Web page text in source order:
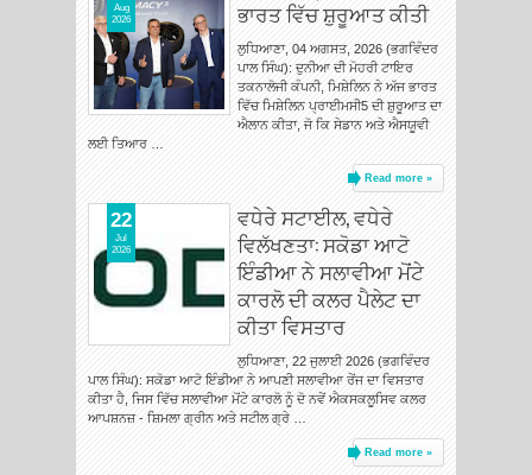
ਭਾਰਤ ਵਿੱਚ ਸ਼ੁਰੂਆਤ ਕੀਤੀ
ਲੁਧਿਆਣਾ, 04 ਅਗਸਤ, 2026 (ਭਗਵਿੰਦਰ
ਪਾਲ ਸਿੰਘ): ਦੁਨੀਆ ਦੀ ਮੋਹਰੀ ਟਾਇਰ
ਤਕਨਾਲੋਜੀ ਕੰਪਨੀ, ਮਿਸ਼ੇਲਿਨ ਨੇ ਅੱਜ ਭਾਰਤ
ਵਿੱਚ ਮਿਸ਼ੇਲਿਨ ਪ੍ਰਾਈਮਸੀ5 ਦੀ ਸ਼ੁਰੂਆਤ ਦਾ
ਐਲਾਨ ਕੀਤਾ, ਜੋ ਕਿ ਸੇਡਾਨ ਅਤੇ ਐਸਯੂਵੀ
ਲਈ ਤਿਆਰ …
Read more »
Aug
2026
ਵਧੇਰੇ ਸਟਾਈਲ, ਵਧੇਰੇ
ਵਿਲੱਖਣਤਾ: ਸਕੋਡਾ ਆਟੋ
ਇੰਡੀਆ ਨੇ ਸਲਾਵੀਆ ਮੋਂਟੇ
ਕਾਰਲੋ ਦੀ ਕਲਰ ਪੈਲੇਟ ਦਾ
ਕੀਤਾ ਵਿਸਤਾਰ
ਲੁਧਿਆਣਾ, 22 ਜੁਲਾਈ 2026 (ਭਗਵਿੰਦਰ
ਪਾਲ ਸਿੰਘ): ਸਕੋਡਾ ਆਟੋ ਇੰਡੀਆ ਨੇ ਆਪਣੀ ਸਲਾਵੀਆ ਰੇਂਜ ਦਾ ਵਿਸਤਾਰ
ਕੀਤਾ ਹੈ, ਜਿਸ ਵਿੱਚ ਸਲਾਵੀਆ ਮੋਂਟੇ ਕਾਰਲੋ ਨੂੰ ਦੋ ਨਵੇਂ ਐਕਸਕਲੂਸਿਵ ਕਲਰ
ਆਪਸ਼ਨਜ਼ - ਸ਼ਿਮਲਾ ਗ੍ਰੀਨ ਅਤੇ ਸਟੀਲ ਗ੍ਰੇ …
Read more »
22
Jul
2026